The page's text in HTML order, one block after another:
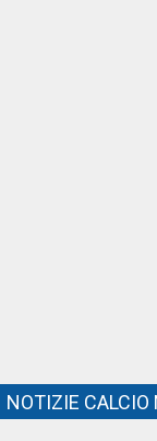
NOTIZIE CALCIO